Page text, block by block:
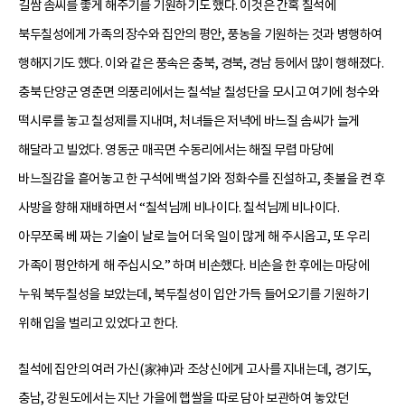
길쌈 솜씨를 좋게 해주기를 기원하기도 했다. 이것은 간혹 칠석에
북두칠성에게 가족의 장수와 집안의 평안, 풍농을 기원하는 것과 병행하여
행해지기도 했다. 이와 같은 풍속은 충북, 경북, 경남 등에서 많이 행해졌다.
충북 단양군 영춘면 의풍리에서는 칠석날 칠성단을 모시고 여기에 청수와
떡시루를 놓고 칠성제를 지내며, 처녀들은 저녁에 바느질 솜씨가 늘게
해달라고 빌었다. 영동군 매곡면 수동리에서는 해질 무렵 마당에
바느질감을 흩어놓고 한 구석에 백설기와 정화수를 진설하고, 촛불을 켠 후
사방을 향해 재배하면서 “칠석님께 비나이다. 칠석님께 비나이다.
아무쪼록 베 짜는 기술이 날로 늘어 더욱 일이 많게 해 주시옵고, 또 우리
가족이 평안하게 해 주십시오.” 하며 비손했다. 비손을 한 후에는 마당에
누워 북두칠성을 보았는데, 북두칠성이 입안 가득 들어오기를 기원하기
위해 입을 벌리고 있었다고 한다.
칠석에 집안의 여러 가신(家神)과 조상신에게 고사를 지내는데, 경기도,
충남, 강원도에서는 지난 가을에 햅쌀을 따로 담아 보관하여 놓았던